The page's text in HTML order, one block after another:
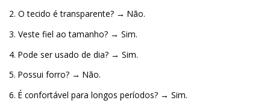
2. O tecido é transparente? → Não.
3. Veste fiel ao tamanho? → Sim.
4. Pode ser usado de dia? → Sim.
5. Possui forro? → Não.
6. É confortável para longos períodos? → Sim.